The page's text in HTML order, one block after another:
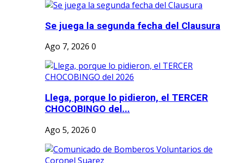
Se juega la segunda fecha del Clausura
Ago 7, 2026 0
Llega, porque lo pidieron, el TERCER
CHOCOBINGO del...
Ago 5, 2026 0